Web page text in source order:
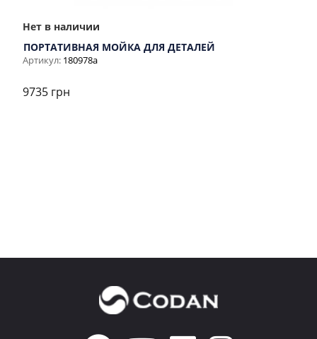
Нет в наличии
ПОРТАТИВНАЯ МОЙКА ДЛЯ ДЕТАЛЕЙ
Артикул: 180978a
9735 грн